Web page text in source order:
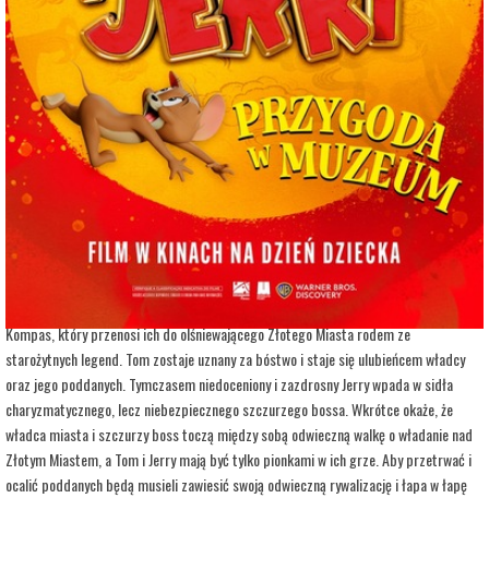
adres:
Aleja 3 Maja 6
data i godzina:
07.06.2026, g. 16:15
Info
Opis wydarzenia:
Ulubieńcy najmłodszych i nie tylko, bohaterowie ponadczasowej serii animacji, czyli
Tom i Jerry znów na wielkim ekranie!
Magiczny kompas, podróż w czasie, starożytne miasto i walka o losy świata, czyli
zabawa w kotka i myszkę na legendarną skalę. Podczas pościgu w nowojorskim
Metropolitan Museum Tom i Jerry przypadkowo uruchamiają mityczny Astralny
Kompas, który przenosi ich do olśniewającego Złotego Miasta rodem ze
starożytnych legend. Tom zostaje uznany za bóstwo i staje się ulubieńcem władcy
oraz jego poddanych. Tymczasem niedoceniony i zazdrosny Jerry wpada w sidła
charyzmatycznego, lecz niebezpiecznego szczurzego bossa. Wkrótce okaże, że
władca miasta i szczurzy boss toczą między sobą odwieczną walkę o władanie nad
Złotym Miastem, a Tom i Jerry mają być tylko pionkami w ich grze. Aby przetrwać i
ocalić poddanych będą musieli zawiesić swoją odwieczną rywalizację i łapa w łapę